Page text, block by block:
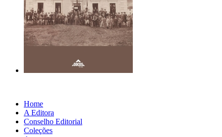
Home
A Editora
Conselho Editorial
Coleções